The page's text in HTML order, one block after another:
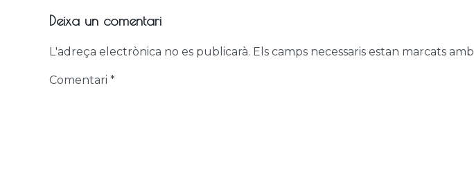
Deixa un comentari
L'adreça electrònica no es publicarà. Els camps necessaris estan marcats amb
Comentari *